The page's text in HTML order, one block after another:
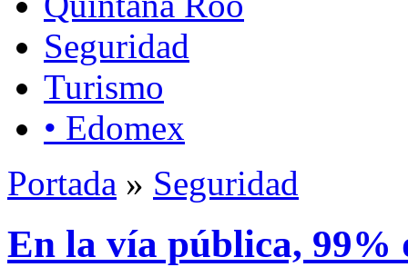
Seguridad
Turismo
• Edomex
Portada » Seguridad
En la vía pública, 99%